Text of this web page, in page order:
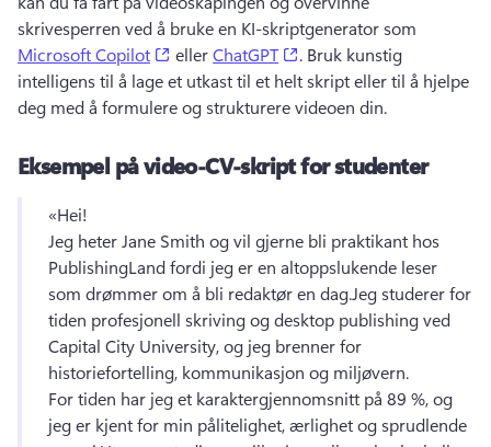
skrivesperren ved å bruke en KI-skriptgenerator som
Microsoft Copilot
(opens in a new tab)
eller ChatGPT (opens in a new tab)
. Bruk kunstig
intelligens til å lage et utkast til et helt skript eller til å hjelpe
deg med å formulere og strukturere videoen din.
Eksempel på video-CV-skript for studenter
«Hei!
Jeg heter Jane Smith og vil gjerne bli praktikant hos
PublishingLand fordi jeg er en altoppslukende leser
som drømmer om å bli redaktør en dag.Jeg studerer for
tiden profesjonell skriving og desktop publishing ved
Capital City University, og jeg brenner for
historiefortelling, kommunikasjon og miljøvern.
For tiden har jeg et karaktergjennomsnitt på 89 %, og
jeg er kjent for min pålitelighet, ærlighet og sprudlende